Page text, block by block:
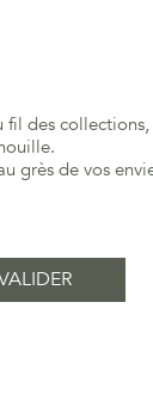
des
grès de vos